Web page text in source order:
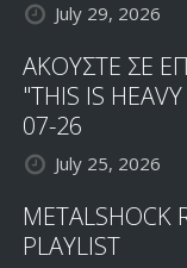
July 29, 2026
ΑΚΟΥΣΤΕ ΣΕ
"THIS IS
07-26
July 25, 2026
METALSHOCK
PLAYLIST